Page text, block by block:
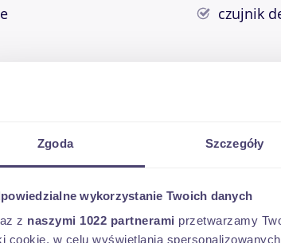
Zgoda Szczegóły
wykorzystanie Twoich danych
z naszymi 1022 partnerami przetwarzamy
cookie, w celu wyświetlania
czujnik
SAMOCHÓD JUŻ OD 452 PLN*